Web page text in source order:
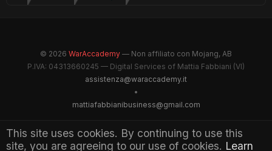
This site uses cookies. By continuing to use this
site, you are agreeing to our use of cookies. Learn
© 2026 WarAccademy — Non affiliato con Mojang, AB
P.IVA: 04313660245 — Digital Services of Mattia Fabbiani (VI)
assistenza@waraccademy.it
•
mattiafabbianibusiness@gmail.com
@GhostFabbyz
Maintained by WarAccademy Administrators